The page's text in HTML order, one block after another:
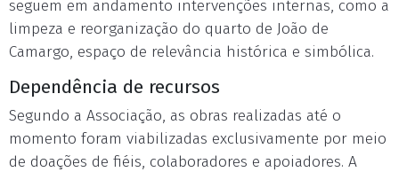
seguem em andamento intervenções internas, como a
limpeza e reorganização do quarto de João de
Camargo, espaço de relevância histórica e simbólica.
Dependência de recursos
Segundo a Associação, as obras realizadas até o
momento foram viabilizadas exclusivamente por meio
de doações de fiéis, colaboradores e apoiadores. A